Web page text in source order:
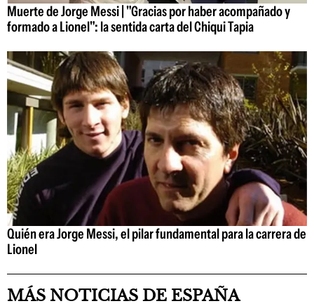
Muerte de Jorge Messi | "Gracias por haber acompañado y
formado a Lionel": la sentida carta del Chiqui Tapia
Quién era Jorge Messi, el pilar fundamental para la carrera de
Lionel
MÁS NOTICIAS DE ESPAÑA